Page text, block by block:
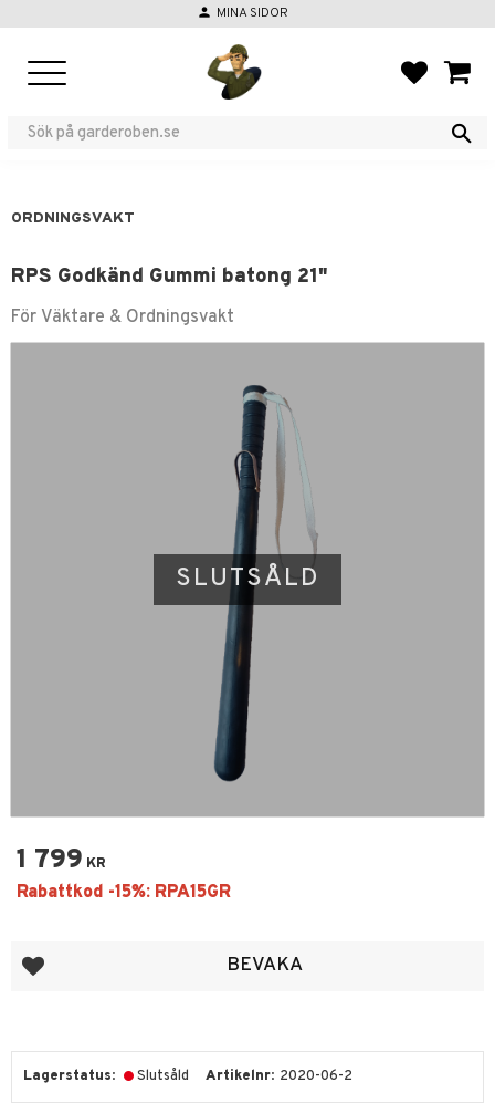
person MINA SIDOR
ORDNINGSVAKT
RPS Godkänd Gummi batong 21"
För Väktare & Ordningsvakt
SLUTSÅLD
1 799 KR
Lägg till i favoriter BEVAKA
Lagerstatus Slutsåld Artikelnr 2020-06-2